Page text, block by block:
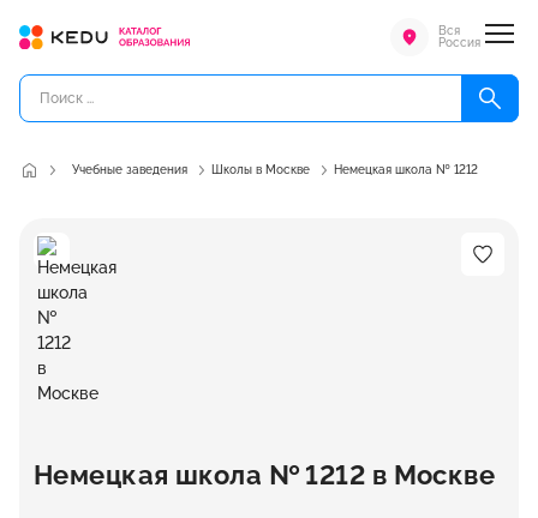
Вся
Россия
Учебные заведения Школы в Москве Немецкая школа № 1212
Немецкая школа № 1212 в Москве